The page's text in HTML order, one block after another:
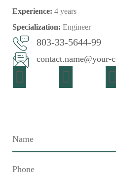
Experience: 4 years
Specialization: Engineer
803-33-5644-99
contact.name@your-